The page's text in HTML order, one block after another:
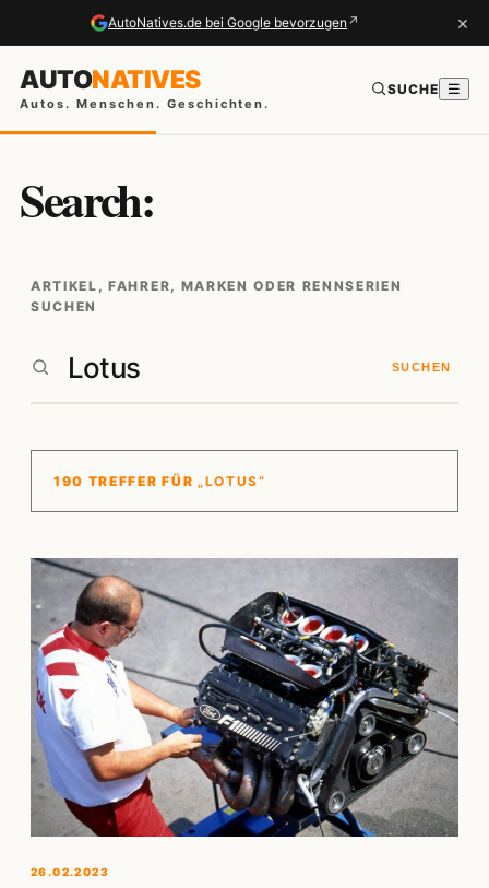
AutoNatives.de bei Google bevorzugen ↗ ×
AUTONATIVES
Autos. Menschen. Geschichten.
SUCHE ☰
Search:
ARTIKEL, FAHRER, MARKEN ODER RENNSERIEN
SUCHEN
SUCHEN
190 TREFFER FÜR „LOTUS“
26.02.2023